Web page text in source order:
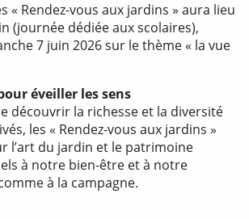
« Rendez-vous aux jardins » aura lieu
(journée dédiée aux scolaires),
7 juin 2026 sur le thème « la vue
éveiller les sens
découvrir la richesse et la diversité
les « Rendez-vous aux jardins »
l’art du jardin et le patrimoine
à notre bien-être et à notre
à la campagne.